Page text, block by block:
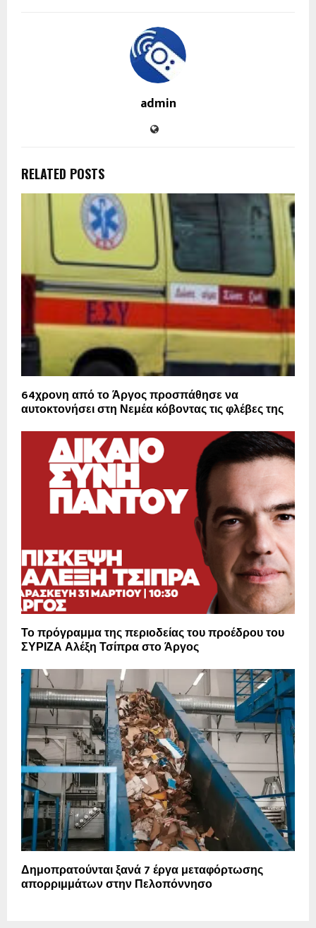
admin
RELATED POSTS
64χρονη από το Άργος προσπάθησε να
αυτοκτονήσει στη Νεμέα κόβοντας τις φλέβες της
Το πρόγραμμα της περιοδείας του προέδρου του
ΣΥΡΙΖΑ Αλέξη Τσίπρα στο Άργος
Δημοπρατούνται ξανά 7 έργα μεταφόρτωσης
απορριμμάτων στην Πελοπόννησο